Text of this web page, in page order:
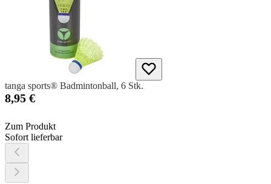
tanga sports® Badmintonball, 6 Stk.
8,95 €
Zum Produkt
Sofort lieferbar